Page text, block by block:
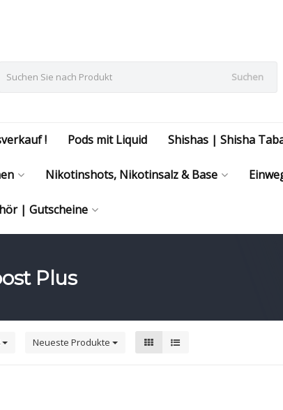
Suchen
! Pods mit Liquid Shishas | Shisha
Nikotinshots, Nikotinsalz & Base
| Gutscheine
Plus
Neueste Produkte